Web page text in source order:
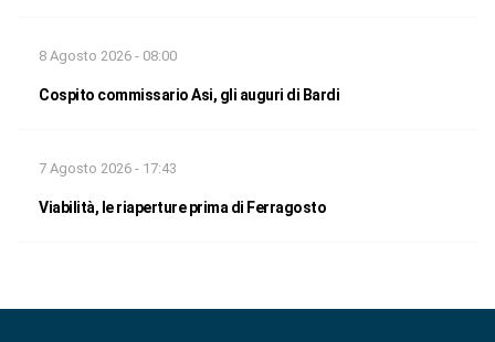
8 Agosto 2026 - 08:00
Cospito commissario Asi, gli auguri di Bardi
7 Agosto 2026 - 17:43
Viabilità, le riaperture prima di Ferragosto